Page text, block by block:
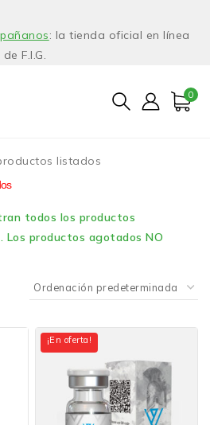
: la tienda oficial en línea
de F.I.G.
0
listados
todos los productos
Los productos agotados NO
¡En oferta!